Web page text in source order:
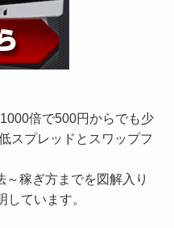
倍で500円からでも少
スプレッドとスワップフ
稼ぎ方までを図解入り
ています。